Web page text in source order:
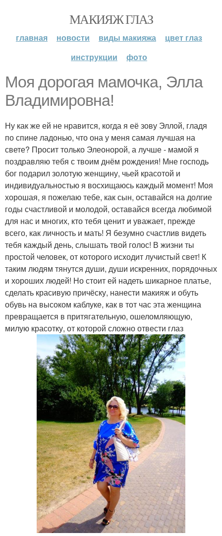
МАКИЯЖ ГЛАЗ
главная новости виды макияжа
цвет глаз
инструкции
фото
Моя дорогая мамочка, Элла
Владимировна!
Ну как же ей не нравится, когда я её зову Эллой, гладя
по спине ладонью, что она у меня самая лучшая на
свете? Просит только Элеонорой, а лучше - мамой я
поздравляю тебя с твоим днём рождения! Мне господь
бог подарил золотую женщину, чьей красотой и
индивидуальностью я восхищаюсь каждый момент! Моя
хорошая, я пожелаю тебе, как сын, оставайся на долгие
годы счастливой и молодой, оставайся всегда любимой
для нас и многих, кто тебя ценит и уважает, прежде
всего, как личность и мать! Я безумно счастлив видеть
тебя каждый день, слышать твой голос! В жизни ты
простой человек, от которого исходит лучистый свет! К
таким людям тянутся души, души искренних, порядочных
и хороших людей! Но стоит ей надеть шикарное платье,
сделать красивую причёску, нанести макияж и обуть
обувь на высоком каблуке, как в тот час эта женщина
превращается в притягательную, ошеломляющую,
милую красотку, от которой сложно отвести глаз